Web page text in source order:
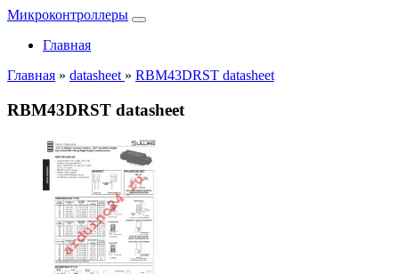
Микроконтроллеры
Главная
Главная » datasheet » RBM43DRST datasheet
RBM43DRST datasheet